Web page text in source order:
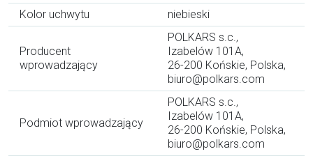
Kolor uchwytu niebieski
Producent
wprowadzający
POLKARS s.c.,
Izabelów 101A,
26-200 Końskie, Polska,
biuro@polkars.com
Podmiot wprowadzający
POLKARS s.c.,
Izabelów 101A,
26-200 Końskie, Polska,
biuro@polkars.com